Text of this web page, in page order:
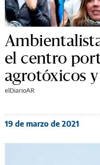
el centro
agrotóxicos
elDiarioAR
19 de marzo de 2021